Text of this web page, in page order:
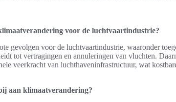
voor de luchtvaartindustrie?
gevolgen voor de luchtvaartindustrie, waaronder
tot vertragingen en annuleringen van vluchten.
veerkracht van luchthaveninfrastructuur, wat
aan klimaatverandering?